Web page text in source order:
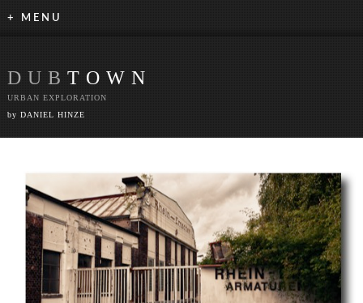
+ MENU
DUB TOWN
URBAN EXPLORATION
by DANIEL HINZE